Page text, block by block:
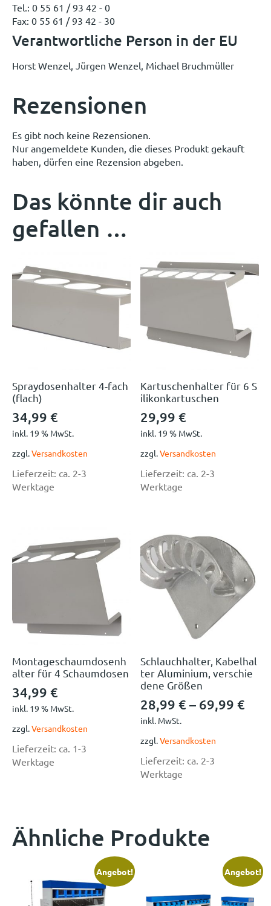
Tel.: 0 55 61 / 93 42 - 0
Fax: 0 55 61 / 93 42 - 30
Verantwortliche Person in der EU
Horst Wenzel, Jürgen Wenzel, Michael Bruchmüller
Rezensionen
Es gibt noch keine Rezensionen.
Nur angemeldete Kunden, die dieses Produkt gekauft
haben, dürfen eine Rezension abgeben.
Das könnte dir auch
gefallen …
Spraydosenhalter 4-fach
(flach)
34,99 €
inkl. 19 % MwSt.
zzgl.Versandkosten
Lieferzeit: ca. 2-3
Werktage
Kartuschenhalter für 6 S
ilikonkartuschen
29,99€
inkl. 19 % MwSt.
zzgl.Versandkosten
Lieferzeit: ca. 2-3
Werktage
Montageschaumdosenh
alter für 4 Schaumdosen
34,99 €
inkl. 19 % MwSt.
zzgl.Versandkosten
Lieferzeit: ca. 1-3
Werktage
Schlauchhalter, Kabelhal
ter Aluminium, verschie
dene Größen
28,99€ – 69,99€
inkl. MwSt.
zzgl.Versandkosten
Lieferzeit: ca. 2-3
Werktage
Ähnliche Produkte
Angebot! Angebot!